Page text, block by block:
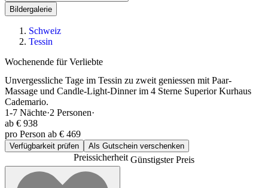
Bildergalerie
Schweiz
Tessin
Wochenende für Verliebte
Unvergessliche Tage im Tessin zu zweit geniessen mit Paar-
Massage und Candle-Light-Dinner im 4 Sterne Superior Kurhaus
Cademario.
1-7 Nächte·2 Personen·
ab € 938
pro Person ab € 469
Verfügbarkeit prüfen Als Gutschein verschenken
PreissicherheitGünstigster Preis